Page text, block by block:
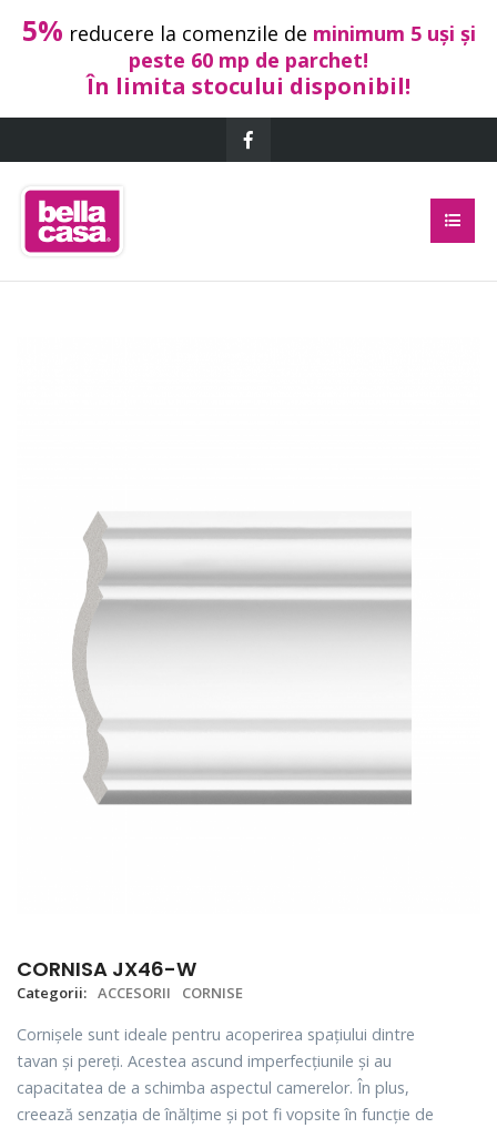
5% reducere la comenzile de minimum 5 uși și
peste 60 mp de parchet!
În limita stocului disponibil!
CORNISA JX46-W
Categorii: ACCESORII CORNISE
Cornișele sunt ideale pentru acoperirea spațiului dintre
tavan și pereți. Acestea ascund imperfecțiunile și au
capacitatea de a schimba aspectul camerelor. În plus,
creează senzația de înălțime și pot fi vopsite în funcție de